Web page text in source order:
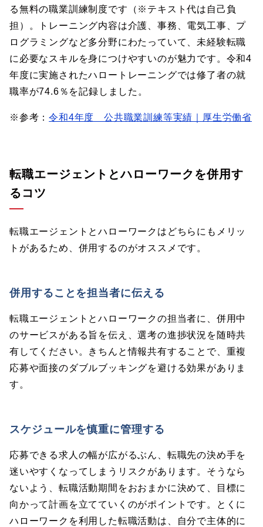
る無料の職業訓練制度です（※テキスト代は自己負
担）。トレーニング内容は介護、事務、電気工事、プ
ログラミングなど多分野にわたっていて、未経験転職
に必要なスキルを身につけやすいのが魅力です。令和4
年度に実施されたハロートレーニングでは修了者の就
職率が74.6％を記録しました。
※参考：令和4年度 公共職業訓練等実績｜厚生労働省
転職エージェントとハローワークを併用す
るコツ
転職エージェントとハローワークはどちらにもメリッ
トがあるため、併用するのがオススメです。
併用することを担当者に伝える
転職エージェントとハローワークの担当者に、併用中
のサービスがある旨を伝え、選考の進捗状況を随時共
有してください。きちんと情報共有することで、重複
応募や面接のダブルブッキングを避ける効果がありま
す。
スケジュールを慎重に管理する
応募できる求人の幅が広がるぶん、転職先の決め手を
迷いやすくなってしまうリスクがあります。そうなら
ないよう、転職活動期間をおおまかに決めて、目標に
向かって計画を立てていくのがポイントです。とくに
ハローワークを利用した転職活動は、自分で主体的に